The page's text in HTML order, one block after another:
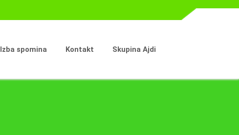
Izba spomina Kontakt Skupina Ajdi